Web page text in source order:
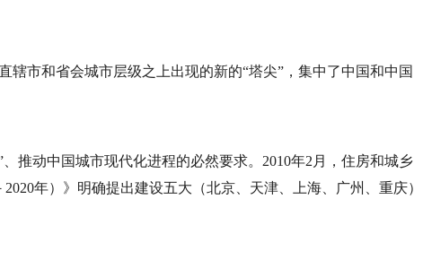
辖市和省会城市层级之上出现的新的“塔尖”，集中了中国和中国
推动中国城市现代化进程的必然要求。2010年2月，住房和城乡
年）》明确提出建设五大（北京、天津、上海、广州、重庆）